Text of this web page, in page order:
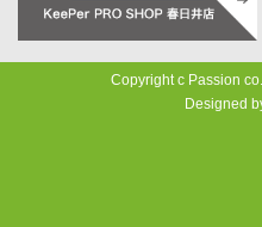
Copyright c Passion
Designed